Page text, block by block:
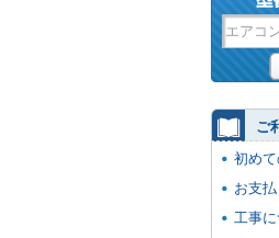
ご
初め
お支
工事